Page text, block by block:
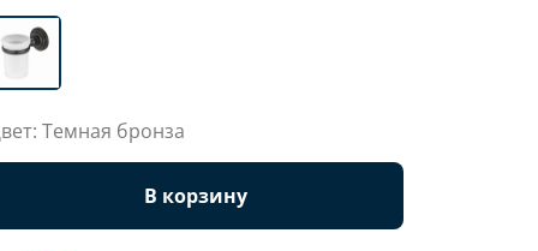
Темная бронза
В корзину